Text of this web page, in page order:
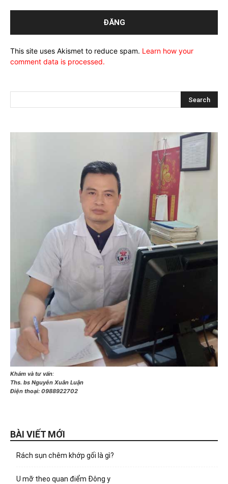
This site uses Akismet to reduce spam. Learn how your
comment data is processed.
Khám và tư vấn:
Ths. bs Nguyễn Xuân Luận
Điện thoại: 0988922702
BÀI VIẾT MỚI
Rách sụn chêm khớp gối là gì?
U mỡ theo quan điểm Đông y